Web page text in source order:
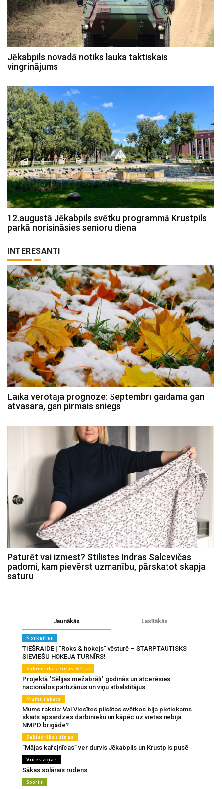
Jēkabpils novadā notiks lauka taktiskais
vingrinājums
12.augustā Jēkabpils svētku programmā Krustpils
parkā norisināsies senioru diena
INTERESANTI
Laika vērotāja prognoze: Septembrī gaidāma gan
atvasara, gan pirmais sniegs
Paturēt vai izmest? Stilistes Indras Salcevičas
padomi, kam pievērst uzmanību, pārskatot skapja
saturu
Jaunākās Lasītākās
Noskaties
TIEŠRAIDE | "Roks & hokejs" vēsturē – STARPTAUTISKS
SIEVIEŠU HOKEJA TURNĪRS!
Sabiedrības ziņas Sēlijā
Projektā "Sēlijas mežabrāļi" godinās un atcerēsies
nacionālos partizānus un viņu atbalstītājus
Mums raksta
Mums raksta: Vai Viesītes pilsētas svētkos bija pietiekams
skaits apsardzes darbinieku un kāpēc uz vietas nebija
NMPD brigāde?
Sabiedrības ziņas
“Mājas kafejnīcas” ver durvis Jēkabpils un Krustpils pusē
Vides ziņas
Sākas solārais rudens
Sports